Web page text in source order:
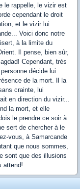
le rappelle, le vizir est
cependant le droit
et le vizir lui
Voici donc notre
à la limite du
Il pense, bien sûr,
Cependant, très
décide lui
de la mort. Il la
crainte, lui
en direction du vizir...
la mort, et elle
le prendre ce soir à
sert de chercher à le
vous, à Samarcande
que nous sommes,
sont que des illusions
attend!